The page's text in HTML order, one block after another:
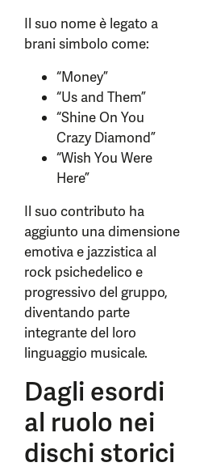
Il suo nome è legato a
brani simbolo come:
“Money”
“Us and Them”
“Shine On You
Crazy Diamond”
“Wish You Were
Here”
Il suo contributo ha
aggiunto una dimensione
emotiva e jazzistica al
rock psichedelico e
progressivo del gruppo,
diventando parte
integrante del loro
linguaggio musicale.
Dagli esordi
al ruolo nei
dischi storici